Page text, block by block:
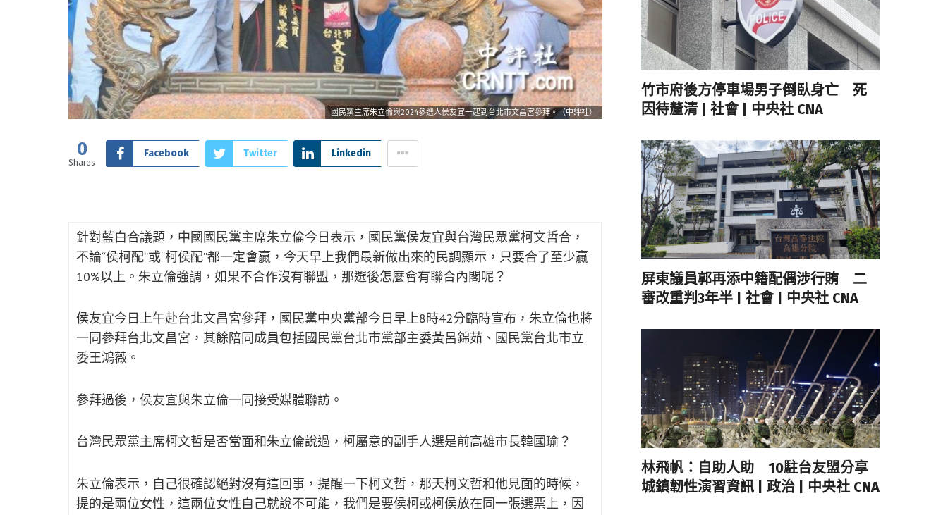
國民黨主席朱立倫與2024參選人侯友宜一起到台北市文昌宮參拜。（中評社）
0
Shares
Facebook Twitter Linkedin
針對藍白合議題，中國國民黨主席朱立倫今日表示，國民黨侯友宜與台灣民眾黨柯文哲合，
不論“侯柯配”或“柯侯配”都一定會贏，今天早上我們最新做出來的民調顯示，只要合了至少贏
10%以上。朱立倫強調，如果不合作沒有聯盟，那選後怎麼會有聯合內閣呢？
侯友宜今日上午赴台北文昌宮參拜，國民黨中央黨部今日早上8時42分臨時宣布，朱立倫也將
一同參拜台北文昌宮，其餘陪同成員包括國民黨台北市黨部主委黃呂錦茹、國民黨台北市立
委王鴻薇。
參拜過後，侯友宜與朱立倫一同接受媒體聯訪。
台灣民眾黨主席柯文哲是否當面和朱立倫說過，柯屬意的副手人選是前高雄市長韓國瑜？
朱立倫表示，自己很確認絕對沒有這回事，提醒一下柯文哲，那天柯文哲和他見面的時候，
提的是兩位女性，這兩位女性自己就說不可能，我們是要侯柯或柯侯放在同一張選票上，因
竹市府後方停車場男子倒臥身亡 死
因待釐清 | 社會 | 中央社 CNA
屏東議員郭再添中籍配偶涉行賄 二
審改重判3年半 | 社會 | 中央社 CNA
林飛帆：自助人助 10駐台友盟分享
城鎮韌性演習資訊 | 政治 | 中央社 CNA